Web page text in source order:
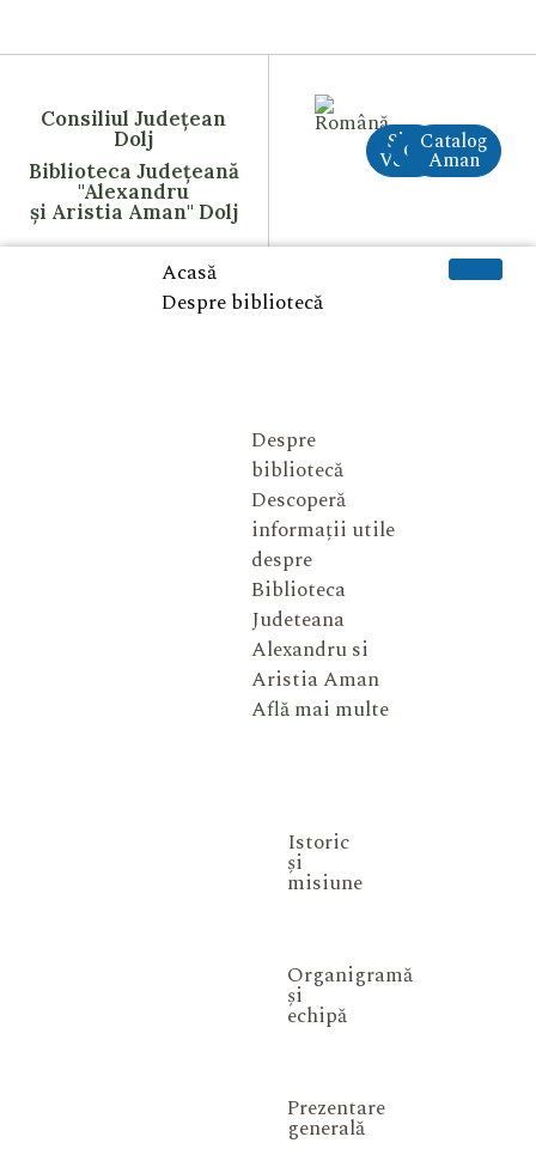
Consiliul Județean
Dolj
Biblioteca Județeană
"Alexandru
și Aristia Aman" Dolj
Site
VechiCreAI
Catalog
Aman
Acasă
Despre bibliotecă
Despre
bibliotecă
Descoperă
informații utile
despre
Biblioteca
Judeteana
Alexandru si
Aristia Aman
Află mai multe
Istoric
și
misiune
Organigramă
și
echipă
Prezentare
generală